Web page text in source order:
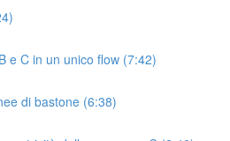
e C in un unico flow (7:42)
di bastone (6:38)